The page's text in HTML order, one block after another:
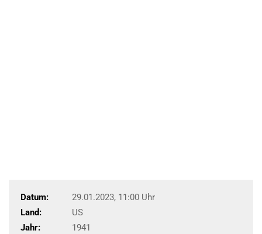
Datum:
29.01.2023, 11:00 Uhr
Land:
US
Jahr:
1941